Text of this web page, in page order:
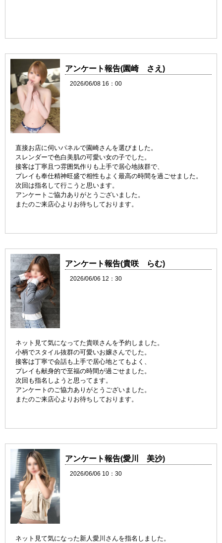
アンケート報告(園崎 さえ)
2026/06/08 16：00
直接お店に伺いパネルで園崎さんを選びました。
スレンダーで色白美肌の可愛い女の子でした。
接客は丁寧且つ雰囲気作りも上手で居心地抜群で、
プレイも奉仕精神旺盛で相性もよく最高の時間を過ごせました。
次回は指名して行こうと思います。
アンケートご協力ありがとうございました。
またのご来店心よりお待ちしております。
アンケート報告(貴咲 らむ)
2026/06/06 12：30
ネット見て気になってた貴咲さんを予約しました。
小柄でスタイル抜群の可愛いお嬢さんでした。
接客は丁寧で会話も上手で居心地とてもよく、
プレイも献身的で至福の時間が過ごせました。
次回も指名しようと思ってます。
アンケートのご協力ありがとうございました。
またのご来店心よりお待ちしております。
アンケート報告(愛川 美沙)
2026/06/06 10：30
ネット見て気になった新人愛川さんを指名しました。